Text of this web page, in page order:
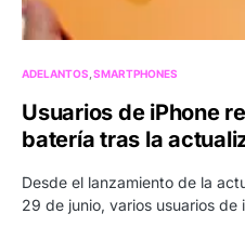
ADELANTOS SMARTPHONES
Usuarios de iPhone
batería tras la
Desde el lanzamiento de la
29 de junio, varios usuarios de